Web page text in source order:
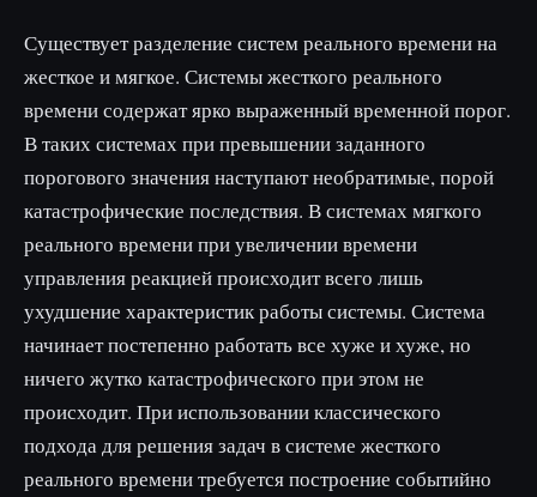
Существует разделение систем реального времени на
жесткое и мягкое. Системы жесткого реального
времени содержат ярко выраженный временной порог.
В таких системах при превышении заданного
порогового значения наступают необратимые, порой
катастрофические последствия. В системах мягкого
реального времени при увеличении времени
управления реакцией происходит всего лишь
ухудшение характеристик работы системы. Система
начинает постепенно работать все хуже и хуже, но
ничего жутко катастрофического при этом не
происходит. При использовании классического
подхода для решения задач в системе жесткого
реального времени требуется построение событийно